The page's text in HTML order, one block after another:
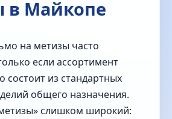
в Майкопе
на метизы часто
если ассортимент
состоит из стандартных
общего назначения.
слишком широкий: